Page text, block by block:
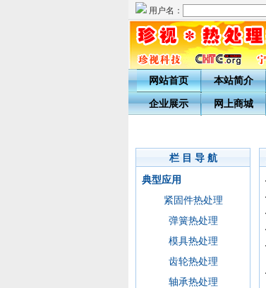
用户名：
网站首页 本站简介
企业展示 网上商城
栏 目 导 航
典型应用
紧固件热处理
弹簧热处理
模具热处理
齿轮热处理
轴承热处理